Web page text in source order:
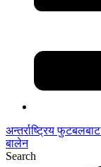
अन्तर्राष्ट्रिय फुटबलबाट
बालेन
Search